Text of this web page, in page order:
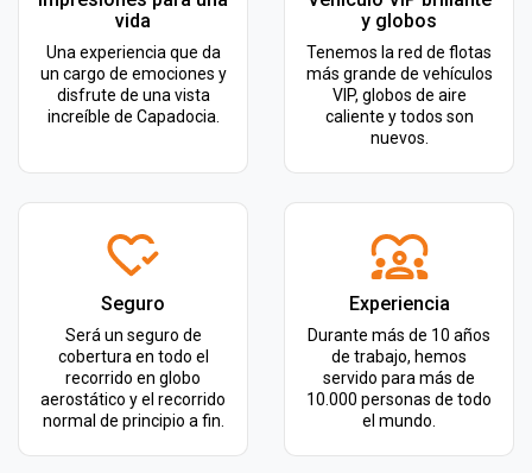
vida
Una experiencia que da
un cargo de emociones y
disfrute de una vista
increíble de Capadocia.
y globos
Tenemos la red de flotas
más grande de vehículos
VIP, globos de aire
caliente y todos son
nuevos.
Seguro
Será un seguro de
cobertura en todo el
recorrido en globo
aerostático y el recorrido
normal de principio a fin.
Experiencia
Durante más de 10 años
de trabajo, hemos
servido para más de
10.000 personas de todo
el mundo.